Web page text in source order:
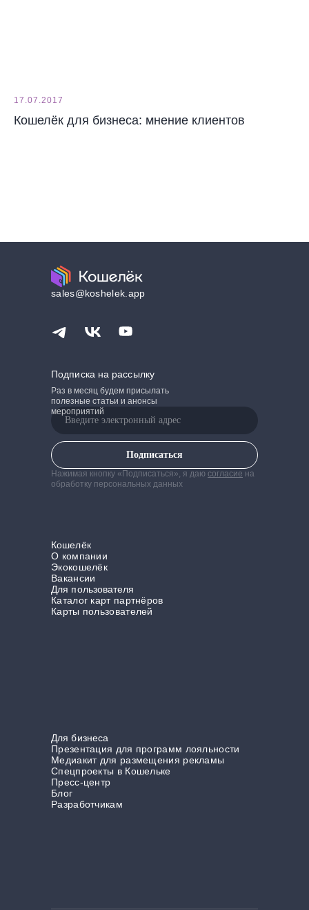
17.07.2017
Кошелёк для бизнеса: мнение клиентов
Раз в месяц будем присылать
полезные статьи и анонсы
мероприятий
Подписка на рассылку
Подписаться
Нажимая кнопку «Подписаться», я даю согласие на
обработку персональных данных
Для бизнеса
Презентация для программ лояльности
Медиакит для размещения рекламы
Спецпроекты в Кошельке
Пресс-центр
Блог
Разработчикам
Кошелёк
О компании
Экокошелёк
Вакансии
Для пользователя
Каталог карт партнёров
Карты пользователей
sales@koshelek.app